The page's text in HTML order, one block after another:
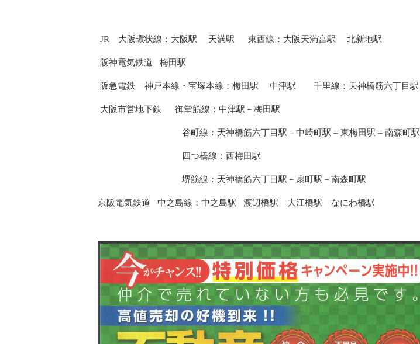
JR 大阪環状線：大阪駅 天満駅 東西線：大阪天満宮駅 北新地駅
阪神電気鉄道 梅田駅
阪急電鉄 神戸本線・宝塚本線：梅田駅 中津駅 千里線：天神橋筋六丁目駅
大阪市営地下鉄 御堂筋線：中津駅－梅田駅
谷町線：天神橋筋六丁目駅－中崎町駅 – 東梅田駅 – 南森町駅
四つ橋線：西梅田駅
堺筋線：天神橋筋六丁目駅－扇町駅－南森町駅
京阪電気鉄道 中之島線：中之島駅 渡辺橋駅 大江橋駅 なにわ橋駅